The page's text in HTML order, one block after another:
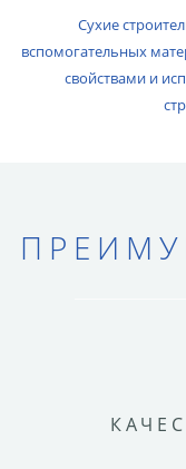
Сухие
вспомогательных
свойствами и